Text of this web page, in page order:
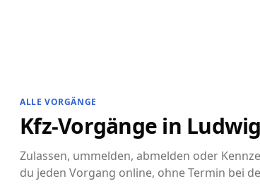
ALLE VORGÄNGE
Kfz-Vorgänge in
Zulassen, ummelden, abmelden oder
du jeden Vorgang online, ohne Termin bei